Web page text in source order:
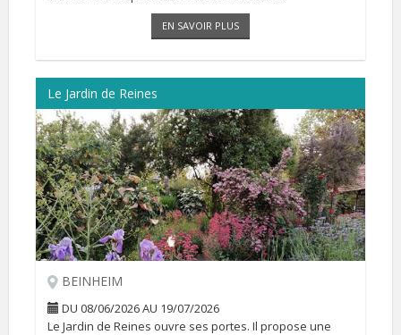
Il peut se visiter sur RDV du 26 avril au 19 juillet et du 15
EN SAVOIR PLUS
Le Jardin de Reines
BEINHEIM
DU 08/06/2026 AU 19/07/2026
Le Jardin de Reines ouvre ses portes. Il propose une